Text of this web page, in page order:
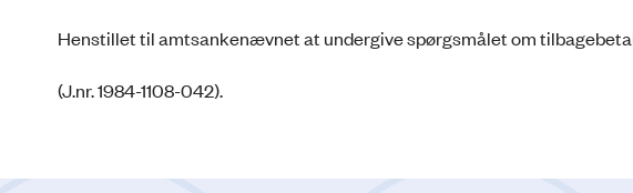
Henstillet til amtsankenævnet at undergive spørgsmålet om
(J.nr. 1984-1108-042).